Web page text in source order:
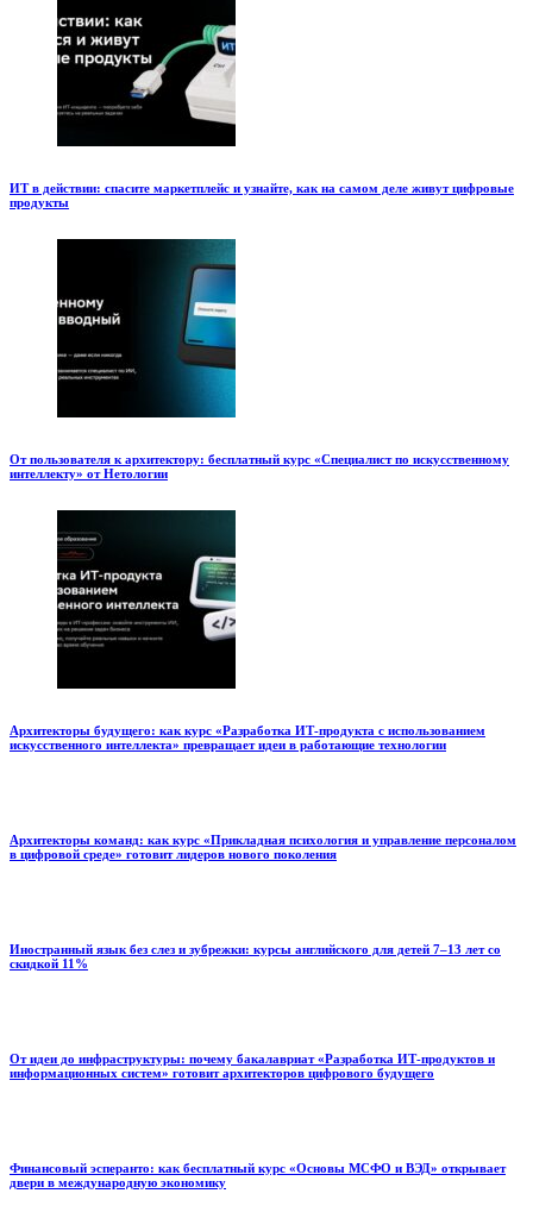
ИТ в действии: спасите маркетплейс и узнайте, как на самом деле живут цифровые
продукты
От пользователя к архитектору: бесплатный курс «Специалист по искусственному
интеллекту» от Нетологии
Архитекторы будущего: как курс «Разработка ИТ-продукта с использованием
искусственного интеллекта» превращает идеи в работающие технологии
Архитекторы команд: как курс «Прикладная психология и управление персоналом
в цифровой среде» готовит лидеров нового поколения
Иностранный язык без слез и зубрежки: курсы английского для детей 7–13 лет со
скидкой 11%
От идеи до инфраструктуры: почему бакалавриат «Разработка ИТ-продуктов и
информационных систем» готовит архитекторов цифрового будущего
Финансовый эсперанто: как бесплатный курс «Основы МСФО и ВЭД» открывает
двери в международную экономику